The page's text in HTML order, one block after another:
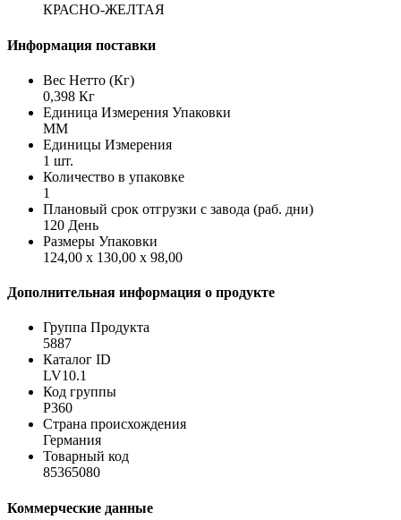
КРАСНО-ЖЕЛТАЯ
Информация поставки
Вес Нетто (Кг)
0,398 Кг
Единица Измерения Упаковки
MM
Единицы Измерения
1 шт.
Количество в упаковке
1
Плановый срок отгрузки с завода (раб. дни)
120 День
Размеры Упаковки
124,00 x 130,00 x 98,00
Дополнительная информация о продукте
Группа Продукта
5887
Каталог ID
LV10.1
Код группы
P360
Страна происхождения
Германия
Товарный код
85365080
Коммерческие данные